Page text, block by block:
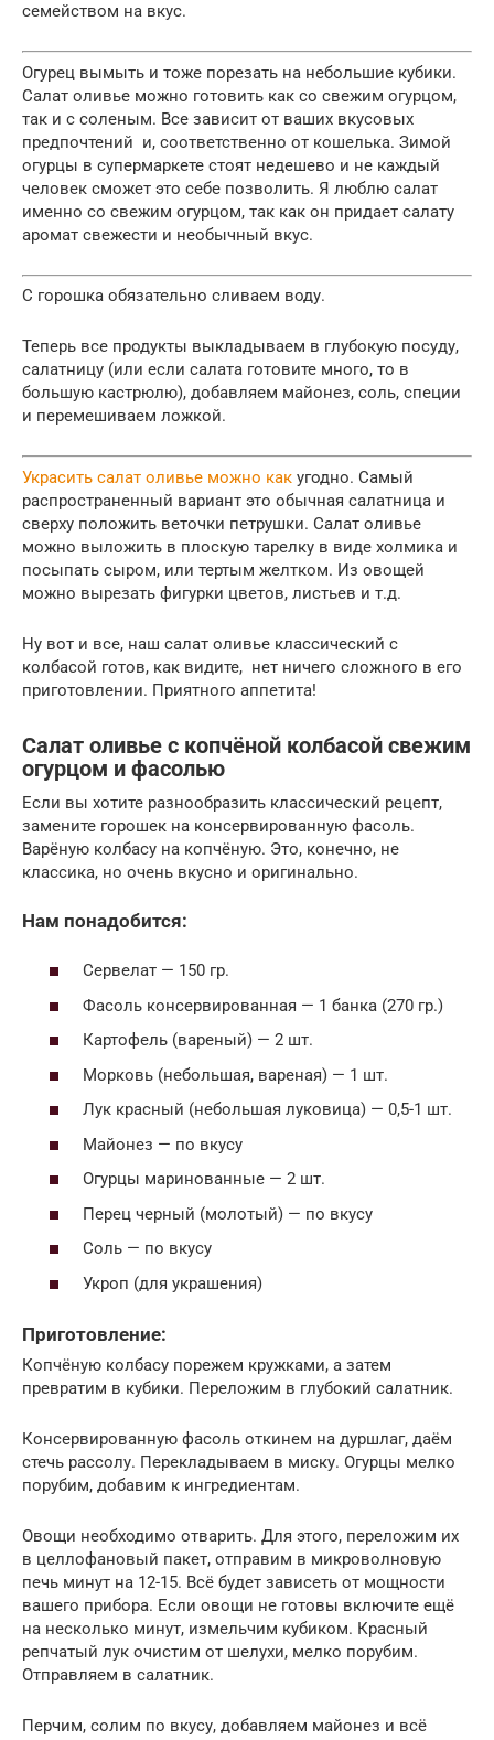
семейством на вкус.
Огурец вымыть и тоже порезать на небольшие кубики.
Салат оливье можно готовить как со свежим огурцом,
так и с соленым. Все зависит от ваших вкусовых
предпочтений и, соответственно от кошелька. Зимой
огурцы в супермаркете стоят недешево и не каждый
человек сможет это себе позволить. Я люблю салат
именно со свежим огурцом, так как он придает салату
аромат свежести и необычный вкус.
С горошка обязательно сливаем воду.
Теперь все продукты выкладываем в глубокую посуду,
салатницу (или если салата готовите много, то в
большую кастрюлю), добавляем майонез, соль, специи
и перемешиваем ложкой.
Украсить салат оливье можно как угодно. Самый
распространенный вариант это обычная салатница и
сверху положить веточки петрушки. Салат оливье
можно выложить в плоскую тарелку в виде холмика и
посыпать сыром, или тертым желтком. Из овощей
можно вырезать фигурки цветов, листьев и т.д.
Ну вот и все, наш салат оливье классический с
колбасой готов, как видите, нет ничего сложного в его
приготовлении. Приятного аппетита!
Салат оливье с копчёной колбасой свежим
огурцом и фасолью
Если вы хотите разнообразить классический рецепт,
замените горошек на консервированную фасоль.
Варёную колбасу на копчёную. Это, конечно, не
классика, но очень вкусно и оригинально.
Нам понадобится:
Сервелат — 150 гр.
Фасоль консервированная — 1 банка (270 гр.)
Картофель (вареный) — 2 шт.
Морковь (небольшая, вареная) — 1 шт.
Лук красный (небольшая луковица) — 0,5-1 шт.
Майонез — по вкусу
Огурцы маринованные — 2 шт.
Перец черный (молотый) — по вкусу
Соль — по вкусу
Укроп (для украшения)
Приготовление:
Копчёную колбасу порежем кружками, а затем
превратим в кубики. Переложим в глубокий салатник.
Консервированную фасоль откинем на дуршлаг, даём
стечь рассолу. Перекладываем в миску. Огурцы мелко
порубим, добавим к ингредиентам.
Овощи необходимо отварить. Для этого, переложим их
в целлофановый пакет, отправим в микроволновую
печь минут на 12-15. Всё будет зависеть от мощности
вашего прибора. Если овощи не готовы включите ещё
на несколько минут, измельчим кубиком. Красный
репчатый лук очистим от шелухи, мелко порубим.
Отправляем в салатник.
Перчим, солим по вкусу, добавляем майонез и всё